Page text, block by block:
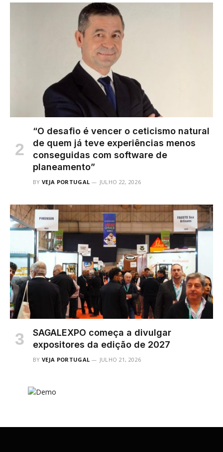
“O desafio é vencer o ceticismo natural
de quem já teve experiências menos
conseguidas com software de
planeamento”
BY VEJA PORTUGAL JULHO 22, 2026
SAGALEXPO começa a divulgar
expositores da edição de 2027
BY VEJA PORTUGAL JULHO 21, 2026